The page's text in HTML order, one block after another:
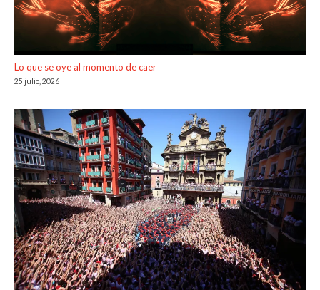
Lo que se oye al momento de caer
25 julio, 2026